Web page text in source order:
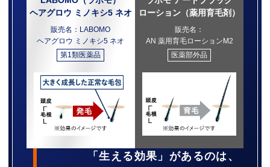
ヘアグロウ ミノキシ5 ネオ
販売名：LABOMO
ヘアグロウ ミノキシ5 ネオ
第1類医薬品
ローション（薬用育毛剤）
販売名：
AN 薬用育毛ローションM2
医薬部外品
「生える効果」があるのは、